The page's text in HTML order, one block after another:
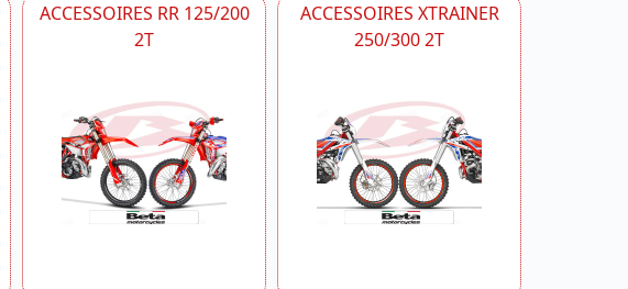
ACCESSOIRES RR 125/200
2T
ACCESSOIRES XTRAINER
250/300 2T